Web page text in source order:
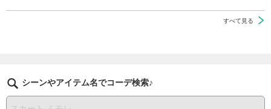
すべて見る
シーンやアイテム名でコーデ検索♪